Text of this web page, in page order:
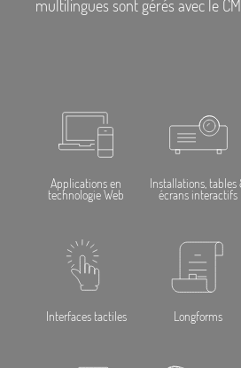
multilingues sont gérés avec le
Applications en
technologie Web
Installations, tables
écrans interactifs
Interfaces tactiles Longforms